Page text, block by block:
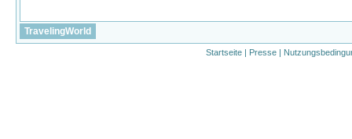
TravelingWorld
Startseite | Presse |